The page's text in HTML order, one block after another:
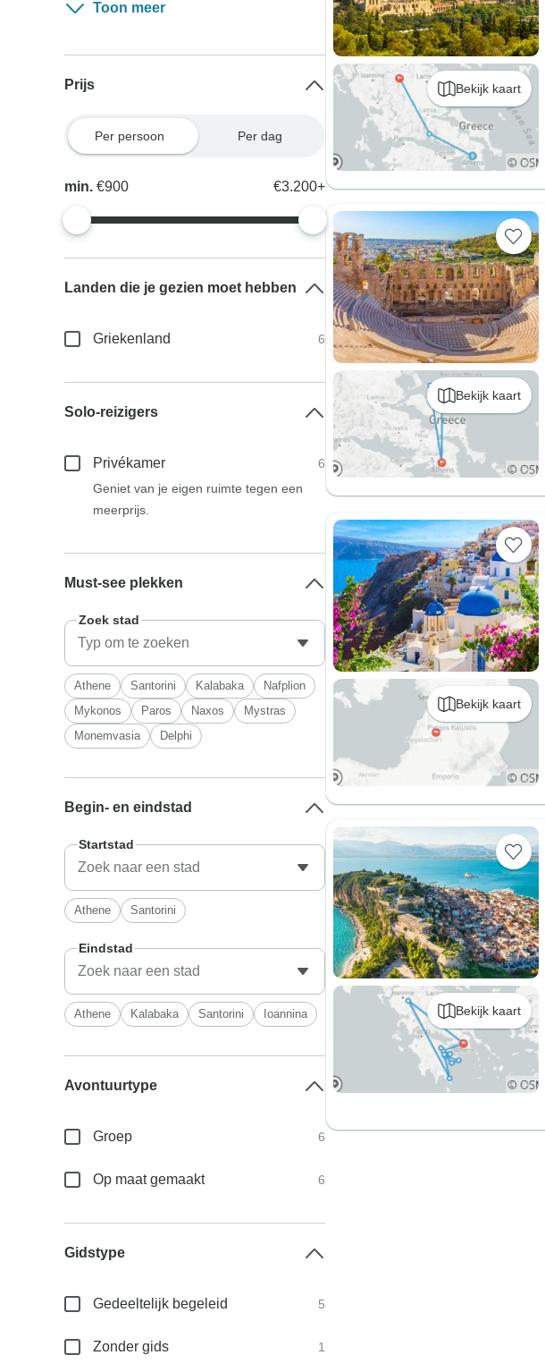
Bekijk kaart
Bekijk kaart
Bekijk kaart
Bekijk kaart
Toon meer
Prijs
Per persoon Per dag
min.€900 €3.200+
Landen die je gezien moet hebben
Griekenland 6
Solo-reizigers
Privékamer
6
Geniet van je eigen ruimte tegen een
meerprijs.
Must-see plekken
Zoek stad
Athene Santorini Kalabaka
Nafplion
Mykonos
Paros Naxos
Mystras
Monemvasia
Delphi
Begin- en eindstad
Startstad
Athene Santorini
Eindstad
Athene Kalabaka Santorini Ioannina
Avontuurtype
Groep 6
Op maat gemaakt 6
Gidstype
Gedeeltelijk begeleid 5
Zonder gids 1